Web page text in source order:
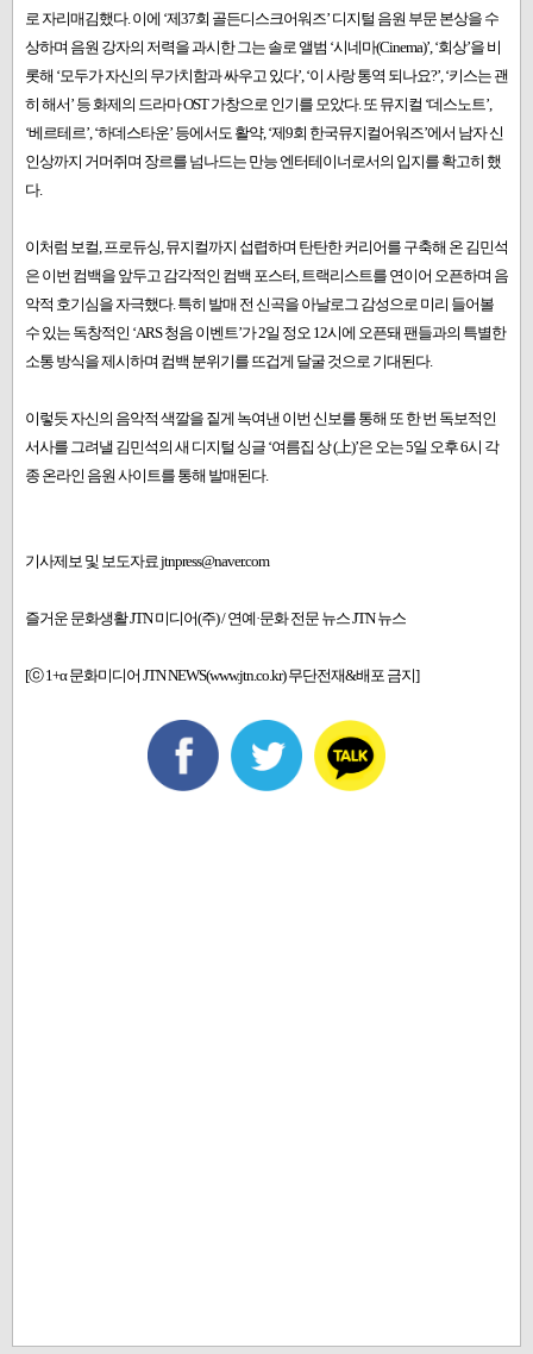
로 자리매김했다. 이에 ‘제37회 골든디스크어워즈’ 디지털 음원 부문 본상을 수
상하며 음원 강자의 저력을 과시한 그는 솔로 앨범 ‘시네마(Cinema)’, ‘회상’을 비
롯해 ‘모두가 자신의 무가치함과 싸우고 있다’, ‘이 사랑 통역 되나요?’, ‘키스는 괜
히 해서’ 등 화제의 드라마 OST 가창으로 인기를 모았다. 또 뮤지컬 ‘데스노트’,
‘베르테르’, ‘하데스타운’ 등에서도 활약, ‘제9회 한국뮤지컬어워즈’에서 남자 신
인상까지 거머쥐며 장르를 넘나드는 만능 엔터테이너로서의 입지를 확고히 했
다.
이처럼 보컬, 프로듀싱, 뮤지컬까지 섭렵하며 탄탄한 커리어를 구축해 온 김민석
은 이번 컴백을 앞두고 감각적인 컴백 포스터, 트랙리스트를 연이어 오픈하며 음
악적 호기심을 자극했다. 특히 발매 전 신곡을 아날로그 감성으로 미리 들어볼
수 있는 독창적인 ‘ARS 청음 이벤트’가 2일 정오 12시에 오픈돼 팬들과의 특별한
소통 방식을 제시하며 컴백 분위기를 뜨겁게 달굴 것으로 기대된다.
이렇듯 자신의 음악적 색깔을 짙게 녹여낸 이번 신보를 통해 또 한 번 독보적인
서사를 그려낼 김민석의 새 디지털 싱글 ‘여름집 상 (上)’은 오는 5일 오후 6시 각
종 온라인 음원 사이트를 통해 발매된다.
기사제보 및 보도자료 jtnpress@naver.com
즐거운 문화생활 JTN 미디어(주) / 연예·문화 전문 뉴스 JTN 뉴스
[ⓒ 1+α 문화미디어 JTN NEWS(www.jtn.co.kr) 무단전재&배포 금지]